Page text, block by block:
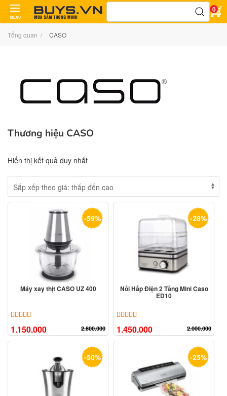
MENU
Tìm
0
Tổng quan CASO
Thương hiệu CASO
Hiển thị kết quả duy nhất
-59%
Máy xay thịt CASO UZ 400
1.150.000 2.800.000
-28%
Nồi Hấp Điện 2 Tầng Mini Caso
ED10
1.450.000 2.000.000
-50% -25%